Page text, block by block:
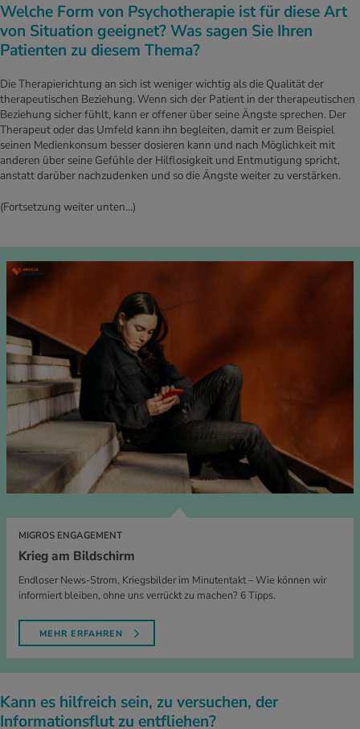
Welche Form von Psychotherapie ist für diese Art
von Situation geeignet? Was sagen Sie Ihren
Patienten zu diesem Thema?
Die Therapierichtung an sich ist weniger wichtig als die Qualität der
therapeutischen Beziehung. Wenn sich der Patient in der therapeutischen
Beziehung sicher fühlt, kann er offener über seine Ängste sprechen. Der
Therapeut oder das Umfeld kann ihn begleiten, damit er zum Beispiel
seinen Medienkonsum besser dosieren kann und nach Möglichkeit mit
anderen über seine Gefühle der Hilflosigkeit und Entmutigung spricht,
anstatt darüber nachzudenken und so die Ängste weiter zu verstärken.
(Fortsetzung weiter unten…)
MIGROS ENGAGEMENT
Krieg am Bildschirm
Endloser News-Strom, Kriegsbilder im Minutentakt – Wie können wir
informiert bleiben, ohne uns verrückt zu machen? 6 Tipps.
MEHR ERFAHREN
Kann es hilfreich sein, zu versuchen, der
Informationsflut zu entfliehen?